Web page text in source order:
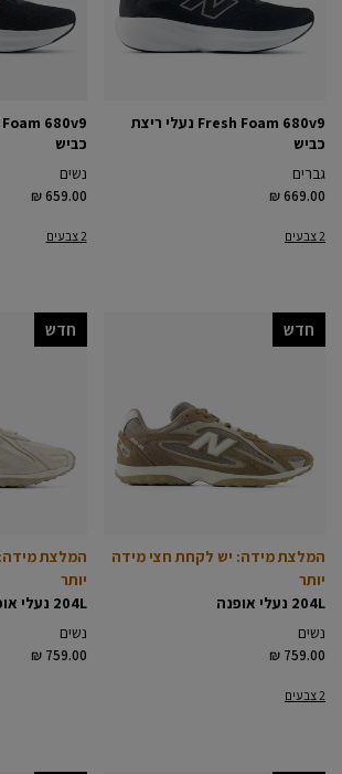
Fresh Foam 680v9 נעלי ריצת
כביש
גברים
₪ 669.00
2 צבעים
כביש
נשים
₪ 659.00
2 צבעים
המלצת מידה: יש לקחת חצי מידה
יותר
204L נעלי אופנה
נשים
₪ 759.00
2 צבעים
חדש
המלצת
יותר
204L נעלי אופנה
נשים
₪ 759.00
חדש